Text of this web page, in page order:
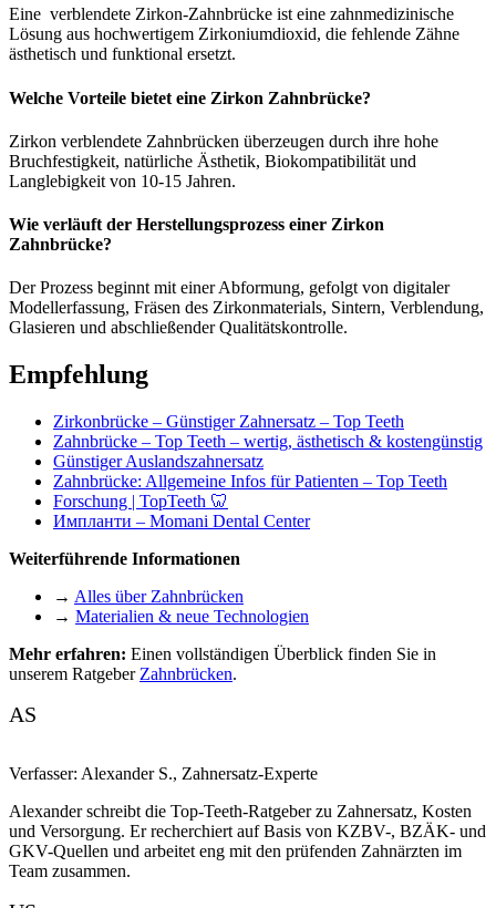
Eine verblendete Zirkon-Zahnbrücke ist eine zahnmedizinische
Lösung aus hochwertigem Zirkoniumdioxid, die fehlende Zähne
ästhetisch und funktional ersetzt.
Welche Vorteile bietet eine Zirkon Zahnbrücke?
Zirkon verblendete Zahnbrücken überzeugen durch ihre hohe
Bruchfestigkeit, natürliche Ästhetik, Biokompatibilität und
Langlebigkeit von 10-15 Jahren.
Wie verläuft der Herstellungsprozess einer Zirkon
Zahnbrücke?
Der Prozess beginnt mit einer Abformung, gefolgt von digitaler
Modellerfassung, Fräsen des Zirkonmaterials, Sintern, Verblendung,
Glasieren und abschließender Qualitätskontrolle.
Empfehlung
Zirkonbrücke – Günstiger Zahnersatz – Top Teeth
Zahnbrücke – Top Teeth – wertig, ästhetisch & kostengünstig
Günstiger Auslandszahnersatz
Zahnbrücke: Allgemeine Infos für Patienten – Top Teeth
Forschung | TopTeeth 🦷
Импланти – Momani Dental Center
Weiterführende Informationen
→ Alles über Zahnbrücken
→ Materialien & neue Technologien
Mehr erfahren: Einen vollständigen Überblick finden Sie in
unserem Ratgeber Zahnbrücken.
AS
Verfasser: Alexander S., Zahnersatz-Experte
Alexander schreibt die Top-Teeth-Ratgeber zu Zahnersatz, Kosten
und Versorgung. Er recherchiert auf Basis von KZBV-, BZÄK- und
GKV-Quellen und arbeitet eng mit den prüfenden Zahnärzten im
Team zusammen.